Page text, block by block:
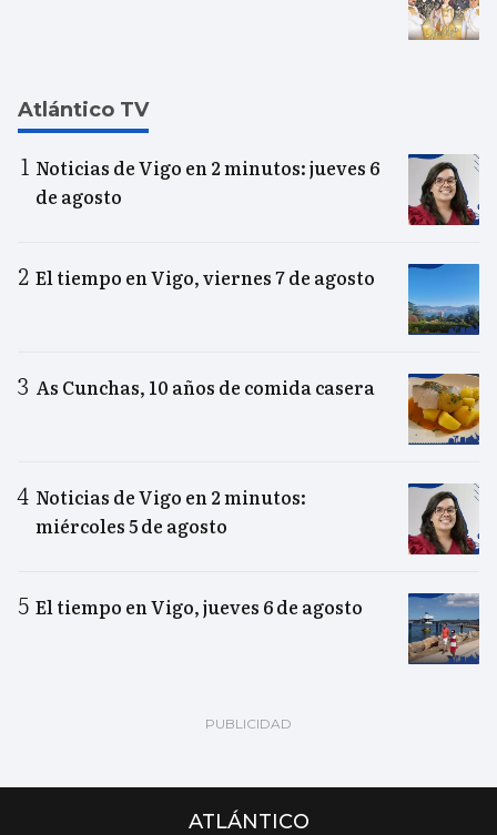
Atlántico TV
Noticias de Vigo en 2 minutos: jueves 6
de agosto
El tiempo en Vigo, viernes 7 de agosto
As Cunchas, 10 años de comida casera
Noticias de Vigo en 2 minutos:
miércoles 5 de agosto
El tiempo en Vigo, jueves 6 de agosto
ATLÁNTICO